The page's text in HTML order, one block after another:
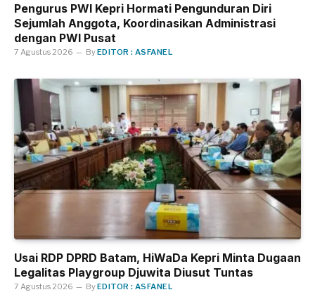
Pengurus PWI Kepri Hormati Pengunduran Diri
Sejumlah Anggota, Koordinasikan Administrasi
dengan PWI Pusat
7 Agustus 2026 ByEDITOR : ASFANEL
Usai RDP DPRD Batam, HiWaDa Kepri Minta Dugaan
Legalitas Playgroup Djuwita Diusut Tuntas
7 Agustus 2026 ByEDITOR : ASFANEL